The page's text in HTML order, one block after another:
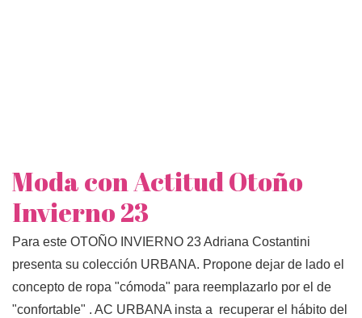
Moda con Actitud Otoño
Invierno 23
Para este OTOÑO INVIERNO 23 Adriana Costantini
presenta su colección URBANA. Propone dejar de lado el
concepto de ropa "cómoda" para reemplazarlo por el de
"confortable" . AC URBANA insta a recuperar el hábito del